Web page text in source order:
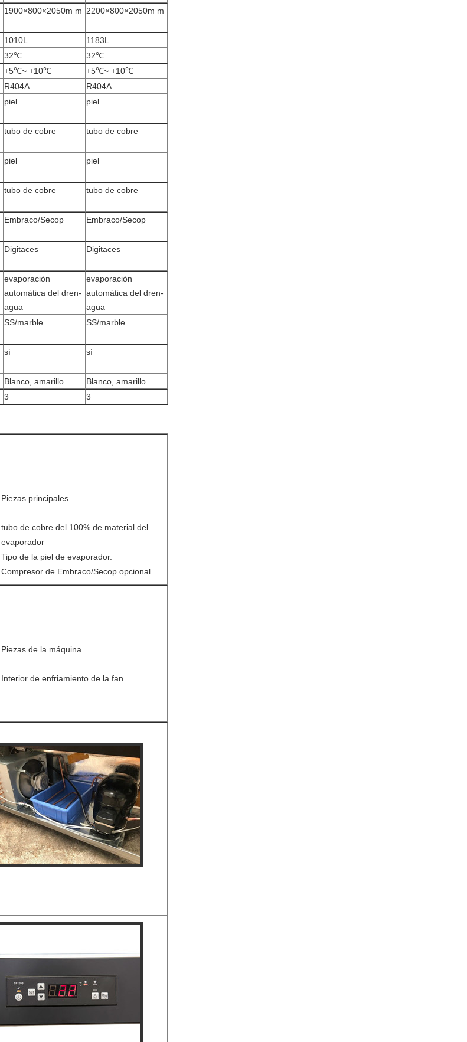
1900×800×2050m m 2200×800×2050m m
1010L
1183L
32℃
32℃
+5℃~ +10℃
+5℃~ +10℃
R404A
R404A
piel piel
tubo de cobre tubo de cobre
piel piel
tubo de cobre tubo de cobre
Embraco/Secop Embraco/Secop
Digitaces Digitaces
evaporación
automática del dren-
agua
evaporación
automática del dren-
agua
SS/marble SS/marble
sí sí
Blanco, amarillo
Blanco, amarillo
3 3
Piezas principales
tubo de cobre del 100% de material del
evaporador
Tipo de la piel de evaporador.
Compresor de Embraco/Secop opcional.
Piezas de la máquina
Interior de enfriamiento de la fan